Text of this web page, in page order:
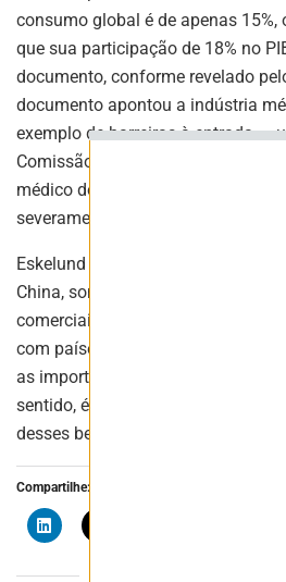
consumo global é de apenas 15%,
que sua participação de 18% no
documento, conforme revelado
documento apontou a indústria
exemplo de barreiras à entrada —
Comissão Europeia em 2024 de
médico do governo chinês
severamente as propostas de
Eskelund alertou que as barreiras
China, somadas aos seus
comerciais, estavam agravando
com países ao redor do mundo
as importações chinesas. “Para
sentido, é preciso haver uma
desses benefícios”, disse ele.
Compartilhe:
ASSINAR